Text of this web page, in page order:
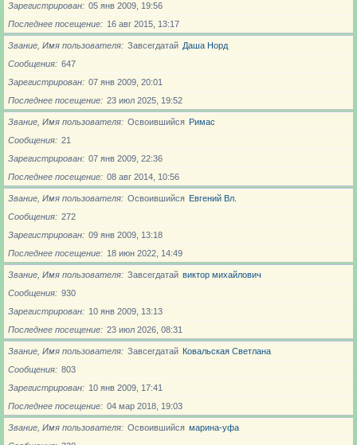
Зарегистрирован
05 янв 2009, 19:56
Последнее посещение
16 авг 2015, 13:17
Звание, Имя пользователя Завсегдатай Даша Норд
Сообщения
647
Зарегистрирован
07 янв 2009, 20:01
Последнее посещение
23 июл 2025, 19:52
Звание, Имя пользователя Освоившийся Римас
Сообщения
21
Зарегистрирован
07 янв 2009, 22:36
Последнее посещение
08 авг 2014, 10:56
Звание, Имя пользователя Освоившийся Евгений Вл.
Сообщения
272
Зарегистрирован
09 янв 2009, 13:18
Последнее посещение
18 июн 2022, 14:49
Звание, Имя пользователя Завсегдатай виктор михайлович
Сообщения
930
Зарегистрирован
10 янв 2009, 13:13
Последнее посещение
23 июл 2026, 08:31
Звание, Имя пользователя Завсегдатай Ковальская Светлана
Сообщения
803
Зарегистрирован
10 янв 2009, 17:41
Последнее посещение
04 мар 2018, 19:03
Звание, Имя пользователя Освоившийся марина-уфа